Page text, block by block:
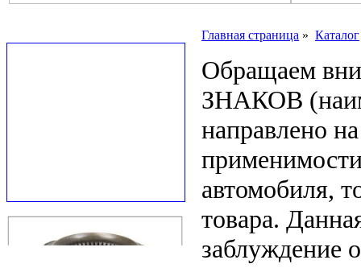
Главная страница » Каталог
Обращаем
ЗНАКОВ
направлено
автомобиля,
товара.
заблуждение